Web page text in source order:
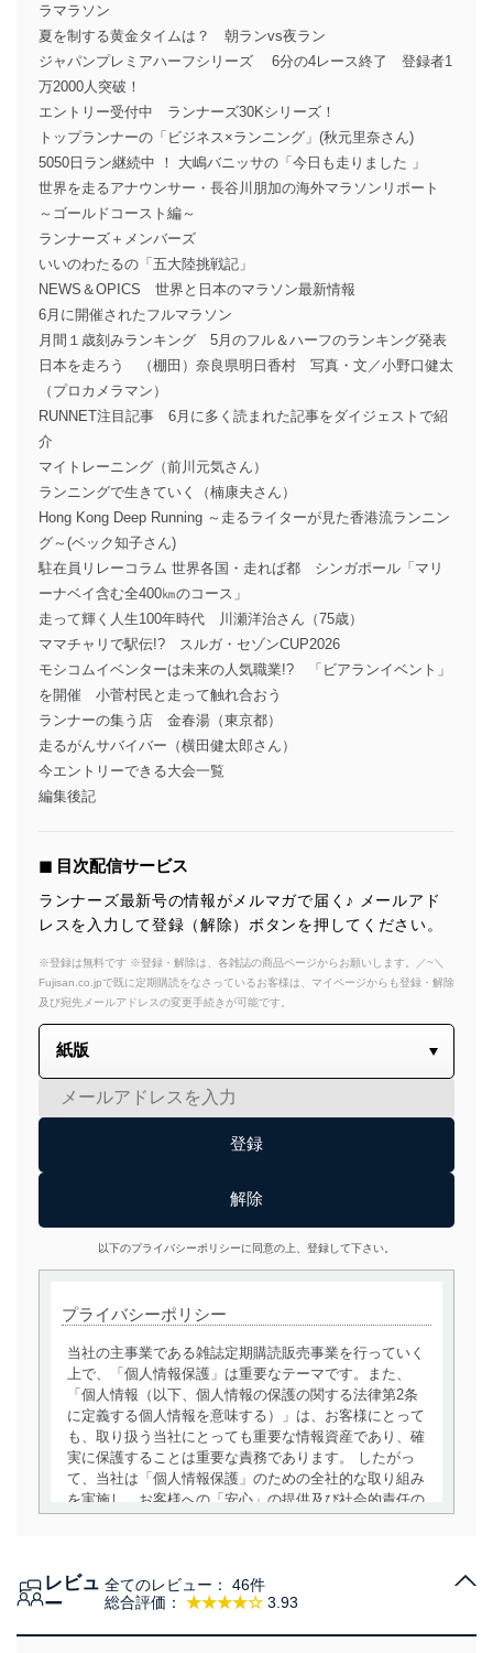
ラマラソン
夏を制する黄金タイムは？ 朝ランvs夜ラン
ジャパンプレミアハーフシリーズ 6分の4レース終了 登録者1
万2000人突破！
エントリー受付中 ランナーズ30Kシリーズ！
トップランナーの「ビジネス×ランニング」(秋元里奈さん)
5050日ラン継続中 ！ 大嶋バニッサの「今日も走りました 」
世界を走るアナウンサー・長谷川朋加の海外マラソンリポート
～ゴールドコースト編～
ランナーズ＋メンバーズ
いいのわたるの「五大陸挑戦記」
NEWS＆OPICS 世界と日本のマラソン最新情報
6月に開催されたフルマラソン
月間１歳刻みランキング 5月のフル＆ハーフのランキング発表
日本を走ろう （棚田）奈良県明日香村 写真・文／小野口健太
（プロカメラマン）
RUNNET注目記事 6月に多く読まれた記事をダイジェストで紹
介
マイトレーニング（前川元気さん）
ランニングで生きていく（楠康夫さん）
Hong Kong Deep Running ～走るライターが見た香港流ランニン
グ～(ベック知子さん)
駐在員リレーコラム 世界各国・走れば都 シンガポール「マリ
ーナベイ含む全400㎞のコース」
走って輝く人生100年時代 川瀬洋治さん（75歳）
ママチャリで駅伝!? スルガ・セゾンCUP2026
モシコムイベンターは未来の人気職業!? 「ビアランイベント」
を開催 小菅村民と走って触れ合おう
ランナーの集う店 金春湯（東京都）
走るがんサバイバー（横田健太郎さん）
今エントリーできる大会一覧
編集後記
◼︎ 目次配信サービス
ランナーズ最新号の情報がメルマガで届く♪ メールアド
レスを入力して登録（解除）ボタンを押してください。
※登録は無料です ※登録・解除は、各雑誌の商品ページからお願いします。／~＼
Fujisan.co.jpで既に定期購読をなさっているお客様は、マイページからも登録・解除
及び宛先メールアドレスの変更手続きが可能です。
以下のプライバシーポリシーに同意の上、登録して下さい。
プライバシーポリシー
当社の主事業である雑誌定期購読販売事業を行っていく
上で、「個人情報保護」は重要なテーマです。また、
「個人情報（以下、個人情報の保護の関する法律第2条
に定義する個人情報を意味する）」は、お客様にとって
も、取り扱う当社にとっても重要な情報資産であり、確
実に保護することは重要な責務であります。 したがっ
て、当社は「個人情報保護」のための全社的な取り組み
を実施し、お客様への「安心」の提供及び社会的責任の
当社は、個人情報の取得・利用・提供に際して、その利
レビュ
ー
総合評価： ★★★★☆ 3.93
全てのレビュー： 46件